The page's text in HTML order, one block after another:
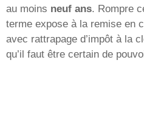
au moins neuf ans. Rompre
terme expose à la remise en
avec rattrapage d’impôt à la
qu’il faut être certain de